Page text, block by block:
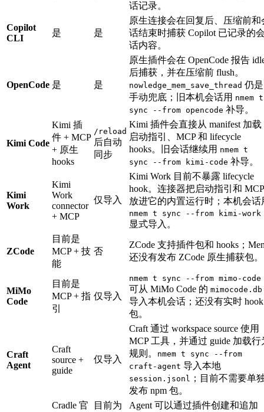
话记录。
Copilot
CLI
是 是
原生连接会在回复后、压缩前和
话结束时捕获 Copilot 已记录的
话内容。
OpenCode 是 是
原生插件会在 OpenCode 报告
后捕获，并在压缩前 flush。
nowledge_mem_save_thread 仍是
手动兜底；旧本机会话用 nmem t
sync --from opencode 补导。
Kimi Code
Kimi 插
件 + MCP
+ 原生
hooks
/reload
后自动
同步
Kimi 插件会直接从 manifest 加载
启动指引、MCP 和 lifecycle
hooks。旧会话继续用 nmem t
sync --from kimi-code 补导。
Kimi
Work
Kimi
Work
connector
+ MCP
仅导入
Kimi Work 目前不暴露 lifecycle
hook。连接器把启动指引和 MCP
放进它的内置运行时；本机会话
nmem t sync --from kimi-work
显式导入。
ZCode
目前是
MCP + 技
能
否
ZCode 支持插件包和 hooks；
还没有发布 ZCode 原生捕获包。
MiMo
Code
目前是
MCP + 指
引
仅导入
nmem t sync --from mimo-code
可从 MiMo Code 的 mimocode.db
导入本机会话；还没有实时 hook
包。
Craft
Agent
Craft
source +
guide
仅导入
Craft 通过 workspace source 使用
MCP 工具，并通过 guide 加载行
规则。
nmem t sync --from
craft-agent 导入本地
session.jsonl ；目前不需要单
发布 npm 包。
Cradle 官
目前为
Agent 可以通过插件创建和追加